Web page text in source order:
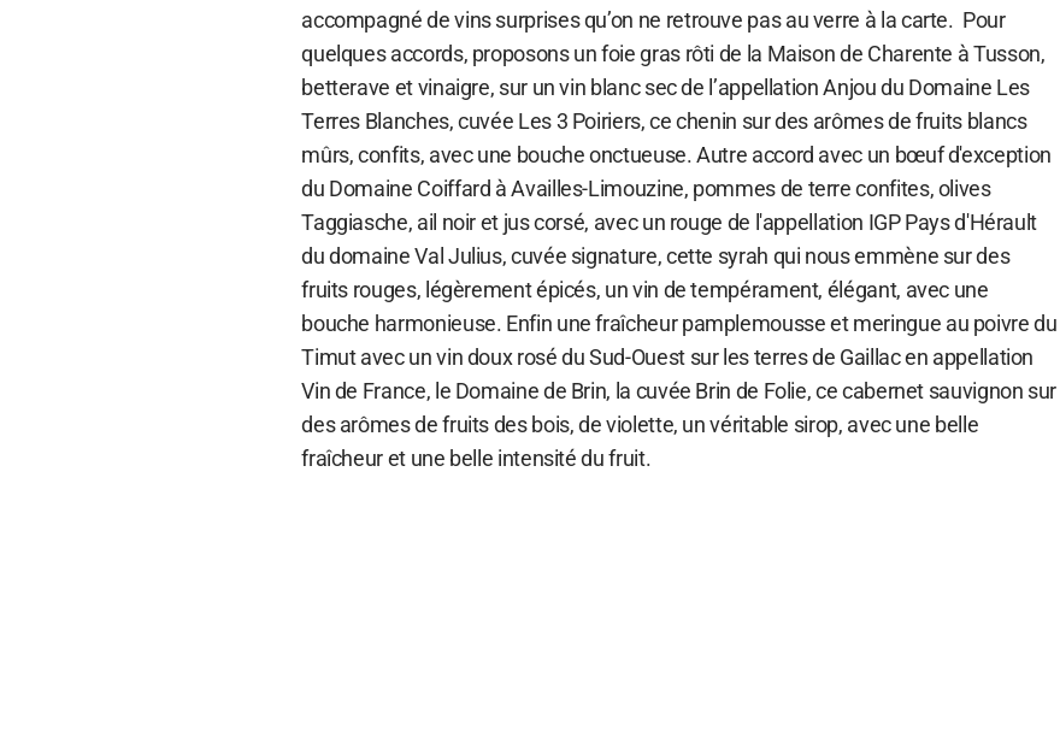
accompagné de vins surprises qu’on ne retrouve pas au verre à la carte. Pour
quelques accords, proposons un foie gras rôti de la Maison de Charente à Tusson,
betterave et vinaigre, sur un vin blanc sec de l’appellation Anjou du Domaine Les
Terres Blanches, cuvée Les 3 Poiriers, ce chenin sur des arômes de fruits blancs
mûrs, confits, avec une bouche onctueuse. Autre accord avec un bœuf d'exception
du Domaine Coiffard à Availles-Limouzine, pommes de terre confites, olives
Taggiasche, ail noir et jus corsé, avec un rouge de l'appellation IGP Pays d'Hérault
du domaine Val Julius, cuvée signature, cette syrah qui nous emmène sur des
fruits rouges, légèrement épicés, un vin de tempérament, élégant, avec une
bouche harmonieuse. Enfin une fraîcheur pamplemousse et meringue au poivre du
Timut avec un vin doux rosé du Sud-Ouest sur les terres de Gaillac en appellation
Vin de France, le Domaine de Brin, la cuvée Brin de Folie, ce cabernet sauvignon sur
des arômes de fruits des bois, de violette, un véritable sirop, avec une belle
fraîcheur et une belle intensité du fruit.